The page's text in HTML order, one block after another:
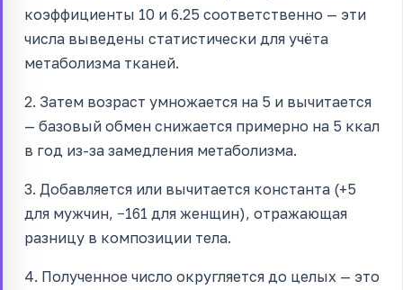
коэффициенты 10 и 6.25 соответственно — эти
числа выведены статистически для учёта
метаболизма тканей.
2. Затем возраст умножается на 5 и вычитается
— базовый обмен снижается примерно на 5 ккал
в год из-за замедления метаболизма.
3. Добавляется или вычитается константа (+5
для мужчин, −161 для женщин), отражающая
разницу в композиции тела.
4. Полученное число округляется до целых — это